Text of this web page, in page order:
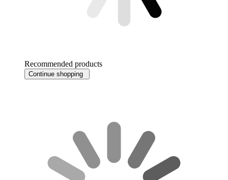
Recommended products
Continue shopping